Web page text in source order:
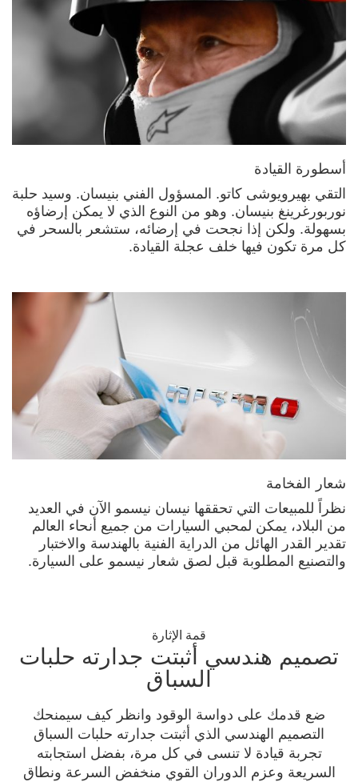
أسطورة القيادة
التقي بهيرويوشى كاتو. المسؤول الفني بنيسان. وسيد حلبة
نوربورغرينغ بنيسان. وهو من النوع الذي لا يمكن إرضاؤه
بسهولة. ولكن إذا نجحت في إرضائه، ستشعر بالسحر في
كل مرة تكون فيها خلف عجلة القيادة.
شعار الفخامة
نظراً للمبيعات التي تحققها نيسان نيسمو الآن في العديد
من البلاد، يمكن لمحبي السيارات من جميع أنحاء العالم
تقدير القدر الهائل من الدراية الفنية بالهندسة والاختبار
والتصنيع المطلوبة قبل لصق شعار نيسمو على السيارة.
تصميم هندسي أثبتت جدارته حلبات
السباق
قمة الإثارة
ضع قدمك على دواسة الوقود وانظر كيف سيمنحك
التصميم الهندسي الذي أثبتت جدارته حلبات السباق
تجربة قيادة لا تنسى في كل مرة، بفضل استجابته
السريعة وعزم الدوران القوي منخفض السرعة ونطاق